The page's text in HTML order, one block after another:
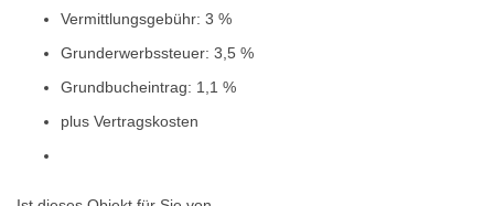
Vermittlungsgebühr: 3 %
Grunderwerbssteuer: 3,5 %
Grundbucheintrag: 1,1 %
plus Vertragskosten